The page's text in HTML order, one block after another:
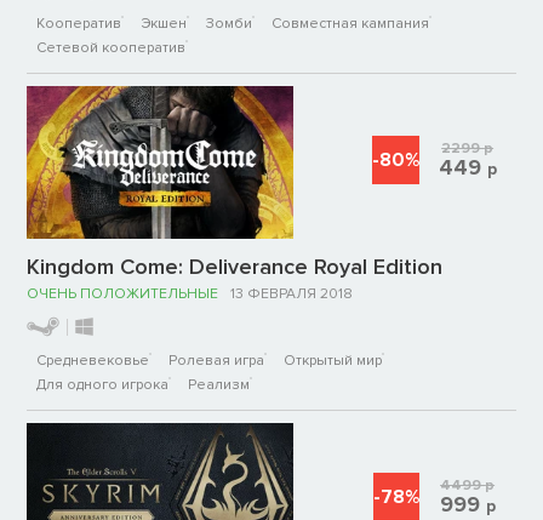
Кооператив Экшен Зомби
Совместная кампания
Сетевой кооператив
Kingdom Come: Deliverance Royal Edition
ОЧЕНЬ ПОЛОЖИТЕЛЬНЫЕ 13 ФЕВРАЛЯ 2018
Средневековье Ролевая игра
Открытый мир
Для одного игрока
Реализм
-80% 2299р
449 р
-78% 4499р
999 р